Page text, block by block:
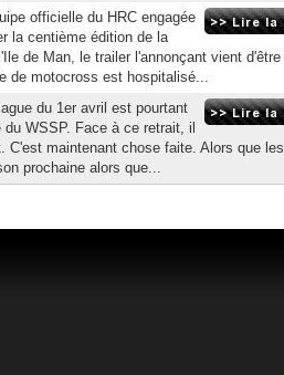
officielle du HRC engagée
la centième édition de la
de Man, le trailer l'annonçant vient d'être
de motocross est hospitalisé...
du 1er avril est pourtant
WSSP. Face à ce retrait, il
C'est maintenant chose faite. Alors que les
prochaine alors que...